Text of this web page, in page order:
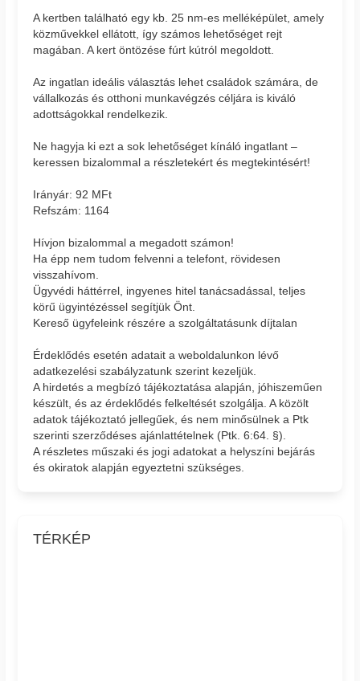
A kertben található egy kb. 25 nm-es melléképület, amely
közművekkel ellátott, így számos lehetőséget rejt
magában. A kert öntözése fúrt kútról megoldott.
Az ingatlan ideális választás lehet családok számára, de
vállalkozás és otthoni munkavégzés céljára is kiváló
adottságokkal rendelkezik.
Ne hagyja ki ezt a sok lehetőséget kínáló ingatlant –
keressen bizalommal a részletekért és megtekintésért!
Irányár: 92 MFt
Refszám: 1164
Hívjon bizalommal a megadott számon!
Ha épp nem tudom felvenni a telefont, rövidesen
visszahívom.
Ügyvédi háttérrel, ingyenes hitel tanácsadással, teljes
körű ügyintézéssel segítjük Önt.
Kereső ügyfeleink részére a szolgáltatásunk díjtalan
Érdeklődés esetén adatait a weboldalunkon lévő
adatkezelési szabályzatunk szerint kezeljük.
A hirdetés a megbízó tájékoztatása alapján, jóhiszeműen
készült, és az érdeklődés felkeltését szolgálja. A közölt
adatok tájékoztató jellegűek, és nem minősülnek a Ptk
szerinti szerződéses ajánlattételnek (Ptk. 6:64. §).
A részletes műszaki és jogi adatokat a helyszíni bejárás
és okiratok alapján egyeztetni szükséges.
TÉRKÉP